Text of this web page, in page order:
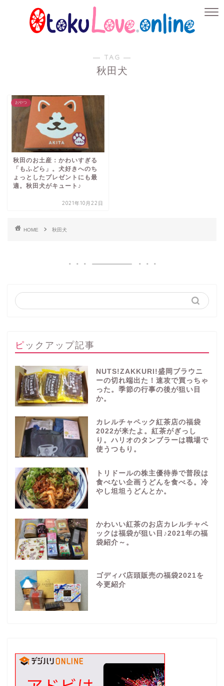
― TAG ―
秋田犬
おやつ
秋田のお土産：かわいすぎる
「もふどら」。犬好きへのち
ょっとしたプレゼントにも最
適。秋田犬がキュート♪
2021年10月22日
HOME 秋田犬
ピックアップ記事
NUTS!ZAKKURI!盛岡ブラウニ
ーの切れ端出た！速攻で買っちゃ
った。季節の行事の後が狙い目
か。
カレルチャペック紅茶店の福袋
2022が来たよ。紅茶がぎっし
り。ハリオのタンブラーは職場で
使うつもり。
トリドールの株主優待券で普段は
食べない企画うどんを食べる。冷
やし坦坦うどんとか。
かわいい紅茶のお店カレルチャペ
ックは福袋が狙い目♪2021年の福
袋紹介～。
ゴディバ店頭販売の福袋2021を
今更紹介